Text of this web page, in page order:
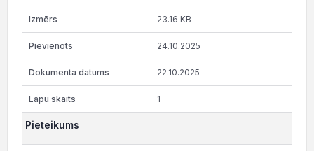
23.16 KB
24.10.2025
22.10.2025
1
Pieteikums